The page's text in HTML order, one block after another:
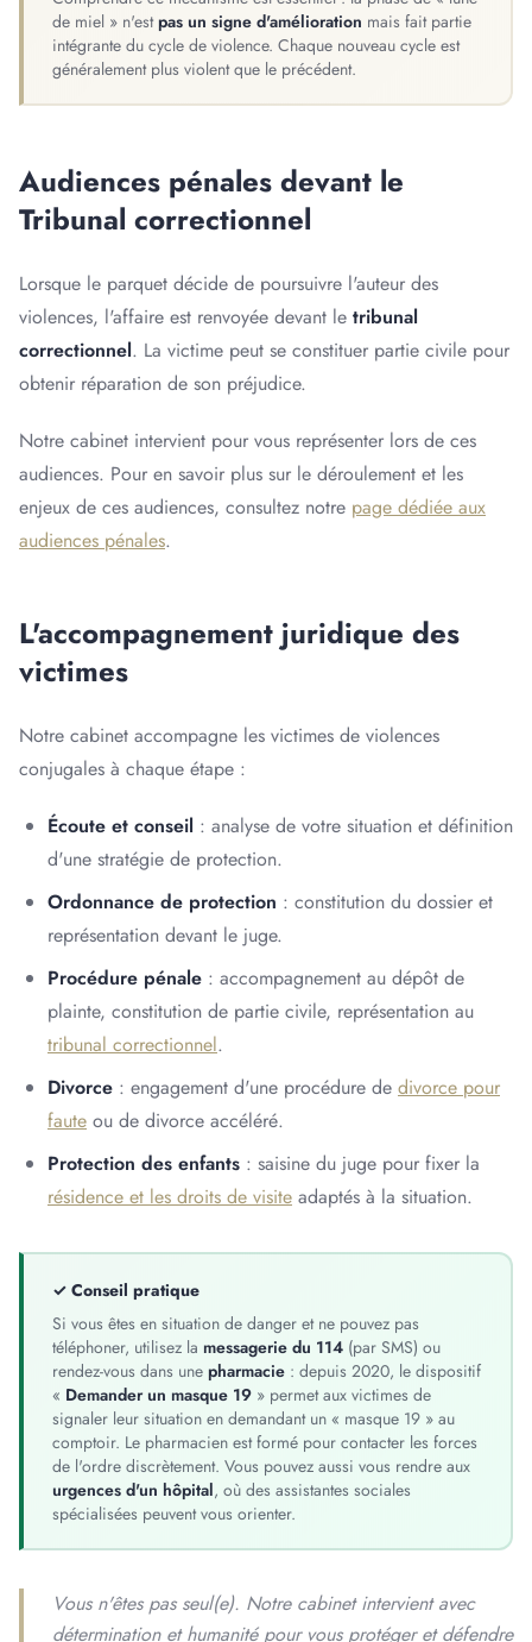
de miel » n'estpas un signe d'amélioration mais fait partie
intégrante du cycle de violence. Chaque nouveau cycle est
généralement plus violent que le précédent.
Audiences pénales devant le
Tribunal correctionnel
Lorsque le parquet décide de poursuivre l'auteur des
violences, l'affaire est renvoyée devant le tribunal
correctionnel. La victime peut se constituer partie civile pour
obtenir réparation de son préjudice.
Notre cabinet intervient pour vous représenter lors de ces
audiences. Pour en savoir plus sur le déroulement et les
enjeux de ces audiences, consultez notre page dédiée aux
audiences pénales.
L'accompagnement juridique des
victimes
Notre cabinet accompagne les victimes de violences
conjugales à chaque étape :
Écoute et conseil : analyse de votre situation et définition
d'une stratégie de protection.
Ordonnance de protection : constitution du dossier et
représentation devant le juge.
Procédure pénale : accompagnement au dépôt de
plainte, constitution de partie civile, représentation au
tribunal correctionnel.
Divorce : engagement d'une procédure de divorce pour
faute ou de divorce accéléré.
Protection des enfants : saisine du juge pour fixer la
résidence et les droits de visite adaptés à la situation.
✓ Conseil pratique
Si vous êtes en situation de danger et ne pouvez pas
téléphoner, utilisez la messagerie du 114 (par SMS) ou
rendez-vous dans une pharmacie : depuis 2020, le dispositif
« Demander un masque 19 » permet aux victimes de
signaler leur situation en demandant un « masque 19 » au
comptoir. Le pharmacien est formé pour contacter les forces
de l'ordre discrètement. Vous pouvez aussi vous rendre aux
urgences d'un hôpital, où des assistantes sociales
spécialisées peuvent vous orienter.
Vous n'êtes pas seul(e). Notre cabinet intervient avec
détermination et humanité pour vous protéger et défendre